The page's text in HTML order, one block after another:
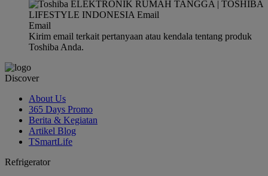
Email
Kirim email terkait pertanyaan atau kendala tentang produk
Toshiba Anda.
Discover
About Us
365 Days Promo
Berita & Kegiatan
Artikel Blog
TSmartLife
Refrigerator